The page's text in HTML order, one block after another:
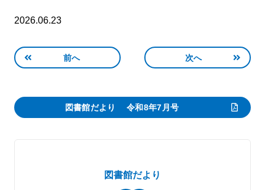
2026.06.23
前へ 次へ
図書館だより 令和8年7月号
図書館だより